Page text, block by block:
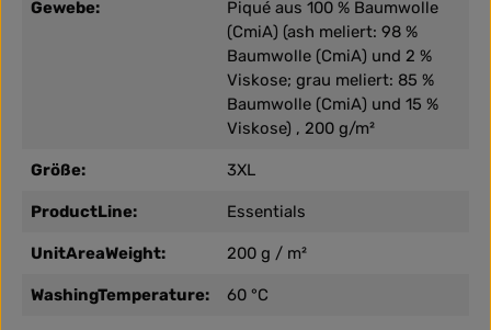
Gewebe:
Piqué aus 100 % Baumwolle
(CmiA) (ash meliert: 98 %
Baumwolle (CmiA) und 2 %
Viskose; grau meliert: 85 %
Baumwolle (CmiA) und 15 %
Viskose) , 200 g/m²
Größe: 3XL
ProductLine: Essentials
UnitAreaWeight: 200 g / m²
WashingTemperature: 60 °C